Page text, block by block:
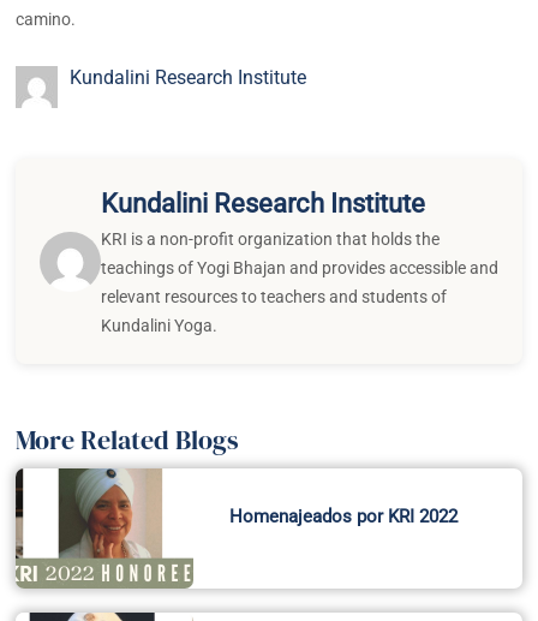
camino.
Kundalini Research Institute
Kundalini Research Institute
KRI is a non-profit organization that holds the
teachings of Yogi Bhajan and provides accessible and
relevant resources to teachers and students of
Kundalini Yoga.
More Related Blogs
Homenajeados por KRI 2022